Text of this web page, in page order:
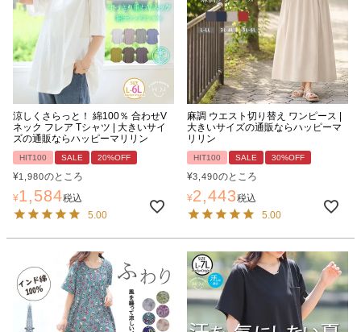
涼しくさらっと！ 綿100％ 合わせV
ネック フレア Tシャツ | 大きいサイ
ズの通販ならハッピーマリリン
HIT100 SALE 20%OFF
¥1,980のところ
¥1,584税込
5.00
麻調 ウエスト切り替え ワンピース |
大きいサイズの通販ならハッピーマ
リリン
HIT100 SALE 30%OFF
¥3,490のところ
¥2,443税込
5.00